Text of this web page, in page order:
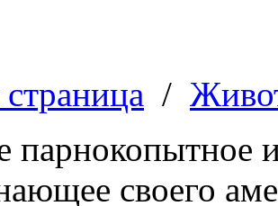
/
парнокопытное
своего